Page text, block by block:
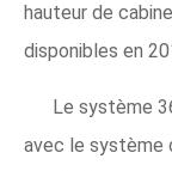
hauteur de
disponibles en
Le système
avec le système